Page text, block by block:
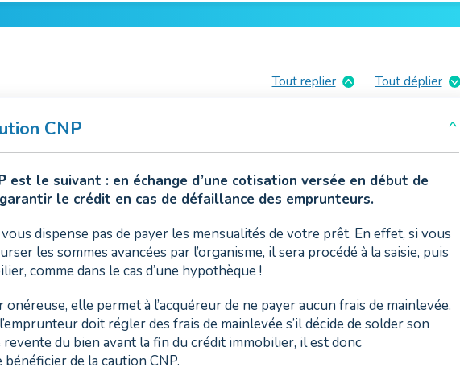
Tout déplier
Tout replier
CNP
est le suivant : en échange d’une cotisation versée en début de
garantir le crédit en cas de défaillance des emprunteurs.
dispense pas de payer les mensualités de votre prêt. En effet, si vous
les sommes avancées par l’organisme, il sera procédé à la saisie, puis
comme dans le cas d’une hypothèque !
elle permet à l’acquéreur de ne payer aucun frais de mainlevée.
doit régler des frais de mainlevée s’il décide de solder son
revente du bien avant la fin du crédit immobilier, il est donc
de la caution CNP.